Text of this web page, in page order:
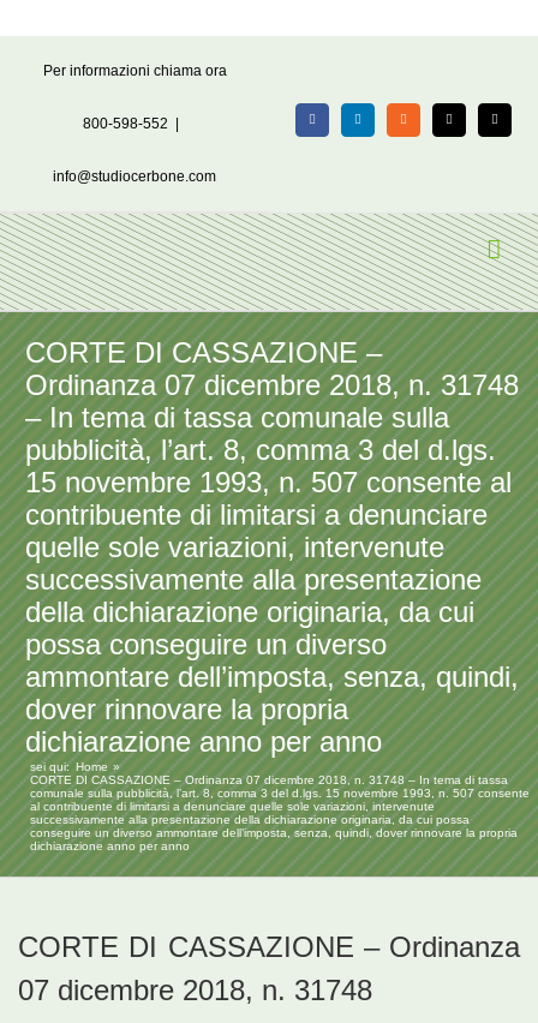
Per informazioni chiama ora
800-598-552
info@studiocerbone.com
FacebookLinkedIn Rss X Email
CORTE DI CASSAZIONE –
Ordinanza 07 dicembre 2018, n. 31748
– In tema di tassa comunale sulla
pubblicità, l’art. 8, comma 3 del d.lgs.
15 novembre 1993, n. 507 consente al
contribuente di limitarsi a denunciare
quelle sole variazioni, intervenute
successivamente alla presentazione
della dichiarazione originaria, da cui
possa conseguire un diverso
ammontare dell’imposta, senza, quindi,
dover rinnovare la propria
dichiarazione anno per anno
sei qui: Home
CORTE DI CASSAZIONE – Ordinanza 07 dicembre 2018, n. 31748 – In tema di tassa
comunale sulla pubblicità, l’art. 8, comma 3 del d.lgs. 15 novembre 1993, n. 507 consente
al contribuente di limitarsi a denunciare quelle sole variazioni, intervenute
successivamente alla presentazione della dichiarazione originaria, da cui possa
conseguire un diverso ammontare dell’imposta, senza, quindi, dover rinnovare la propria
dichiarazione anno per anno
CORTE DI CASSAZIONE – Ordinanza
07 dicembre 2018, n. 31748